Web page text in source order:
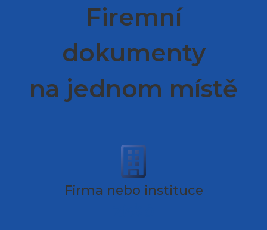
Firemní
dokumenty
na jednom místě
Firma nebo instituce